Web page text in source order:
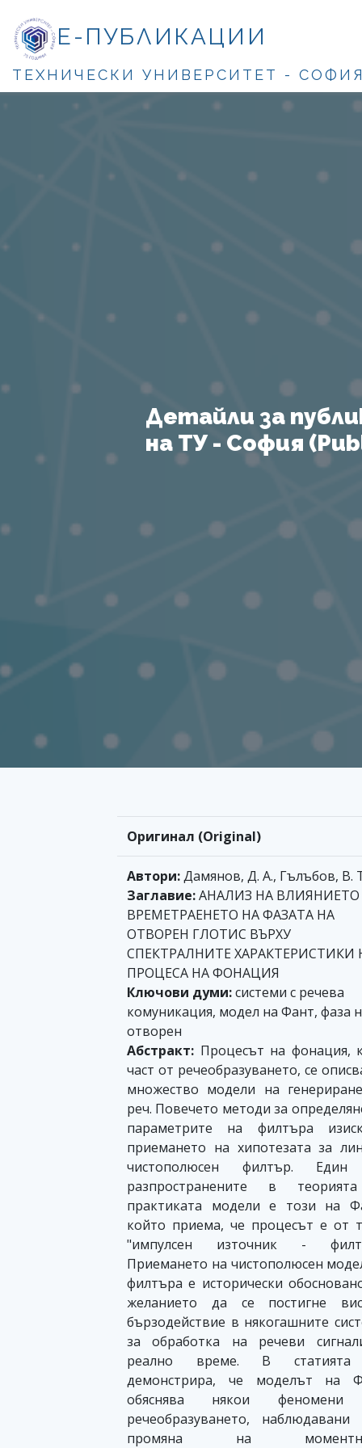
Е-ПУБЛИКАЦИИ
ТЕХНИЧЕСКИ УНИВЕРСИТЕТ -
Детайли за
на ТУ - София
Оригинал (Original)
Автори:Дамянов, Д. А., Гълъбов, В.
Заглавие:АНАЛИЗ НА ВЛИЯНИЕТО
ВРЕМЕТРАЕНЕТО НА ФАЗАТА НА
ОТВОРЕН ГЛОТИС ВЪРХУ
СПЕКТРАЛНИТЕ ХАРАКТЕРИСТИКИ
ПРОЦЕСА НА ФОНАЦИЯ
Ключови думи:системи с речева
комуникация, модел на Фант, фаза
отворен
Абстракт: Процесът на фонация,
част от речеобразуването, се
множество модели на
реч. Повечето методи за
параметрите на филтъра
приемането на хипотезата за
чистополюсен филтър.
разпространените в
практиката модели е този на
който приема, че процесът е от
"импулсен източник -
Приемането на чистополюсен
филтъра е исторически
желанието да се постигне
бързодействие в някогашните
за обработка на речеви
реално време. В
демонстрира, че моделът на
обяснява някои
речеобразуването, наблюдавани
промяна на